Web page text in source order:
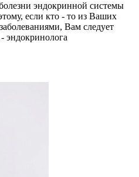
эндокринной системы
если кто - то из Ваших
Вам следует
эндокринолога